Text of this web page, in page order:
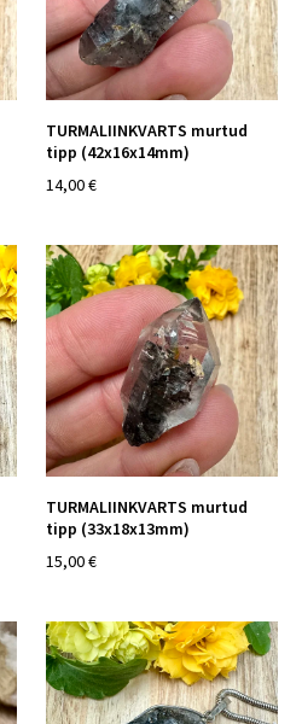
TURMALIINKVARTS murtud
tipp (42x16x14mm)
14,00 €
TURMALIINKVARTS murtud
tipp (33x18x13mm)
15,00 €